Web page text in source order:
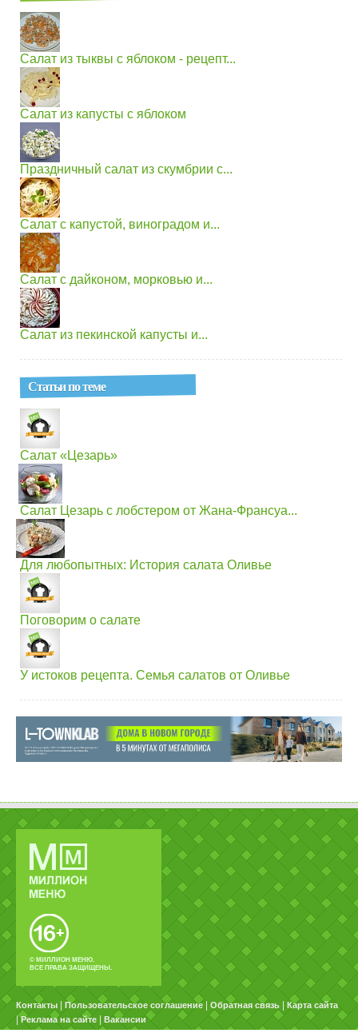
Салат из тыквы с яблоком - рецепт...
Салат из капусты с яблоком
Праздничный салат из скумбрии с...
Салат с капустой, виноградом и...
Салат с дайконом, морковью и...
Салат из пекинской капусты и...
Статьи по теме
Салат «Цезарь»
Салат Цезарь с лобстером от Жана-Франсуа...
Для любопытных: История салата Оливье
Поговорим о салате
У истоков рецепта. Семья салатов от Оливье
© МИЛЛИОН МЕНЮ.
ВСЕ ПРАВА ЗАЩИЩЕНЫ.
Контакты Пользовательское соглашение Обратная связь Карта сайта
|Реклама на сайте Вакансии